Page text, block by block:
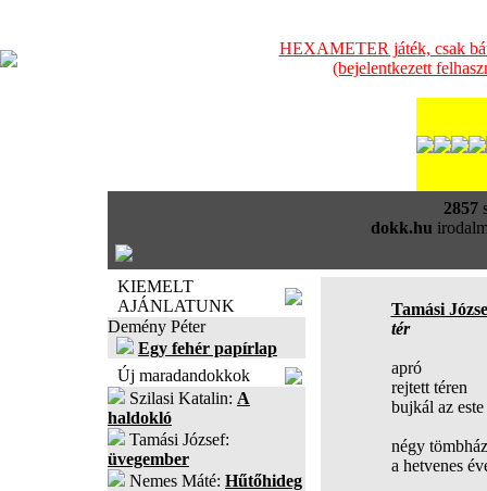
HEXAMETER játék, csak
(bejelentkezett
2857
dokk.hu
KIEMELT
AJÁNLATUNK
Demény Péter
Egy fehér papírlap
Új maradandokkok
Szilasi Katalin: A
haldokló
Tamási József:
üvegember
Nemes Máté: Hűtőhideg
Tamási
tér
apró
rejtett téren
bujkál az este
négy
a hetvenes